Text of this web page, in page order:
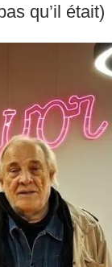
qu’il était)